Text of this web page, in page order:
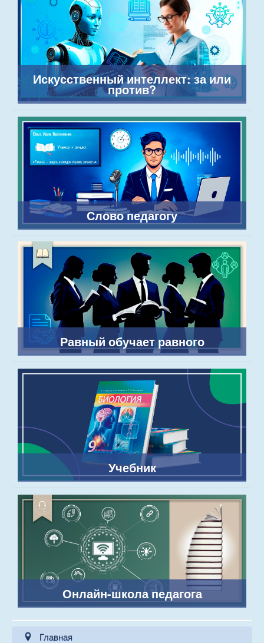
Искусственный интеллект: за или
против?
Слово педагогу
Равный обучает равного
Учебник
Онлайн-школа педагога
Главная